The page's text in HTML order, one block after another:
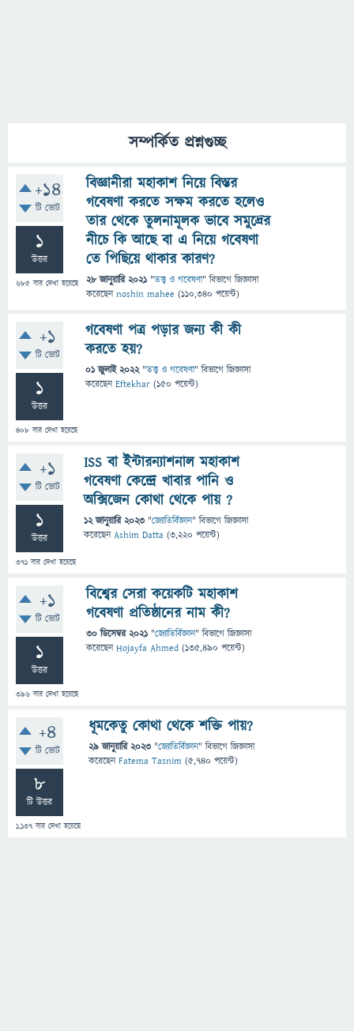
সম্পর্কিত প্রশ্নগুচ্ছ
+14
টি ভোট
1
উত্তর
685 বার দেখা হয়েছে
বিজ্ঞানীরা মহাকাশ নিয়ে বিস্তর
গবেষণা করতে সক্ষম করতে হলেও
তার থেকে তুলনামূলক ভাবে সমুদ্রের
নীচে কি আছে বা এ নিয়ে গবেষণা
তে পিছিয়ে থাকার কারণ?
28 জানুয়ারি 2021 "তত্ত্ব ও গবেষণা" বিভাগে জিজ্ঞাসা
করেছেনnoshin mahee (110,340 পয়েন্ট)
+1
টি ভোট
1
উত্তর
408 বার দেখা হয়েছে
গবেষণা পত্র পড়ার জন্য কী কী
করতে হয়?
01 জুলাই 2022 "তত্ত্ব ও গবেষণা" বিভাগে জিজ্ঞাসা
করেছেনEftekhar (150 পয়েন্ট)
+1
টি ভোট
1
উত্তর
371 বার দেখা হয়েছে
ISS বা ইন্টারন্যাশনাল মহাকাশ
গবেষণা কেন্দ্রে খাবার পানি ও
অক্সিজেন কোথা থেকে পায় ?
12 জানুয়ারি 2023 "জ্যোতির্বিজ্ঞান" বিভাগে জিজ্ঞাসা
করেছেনAshim Datta (3,220 পয়েন্ট)
+1
টি ভোট
1
উত্তর
396 বার দেখা হয়েছে
বিশ্বের সেরা কয়েকটি মহাকাশ
গবেষণা প্রতিষ্ঠানের নাম কী?
30 ডিসেম্বর 2021 "জ্যোতির্বিজ্ঞান" বিভাগে জিজ্ঞাসা
করেছেনHojayfa Ahmed (135,490 পয়েন্ট)
+4
টি ভোট
8
টি উত্তর
1,137 বার দেখা হয়েছে
ধূমকেতু কোথা থেকে শক্তি পায়?
29 জানুয়ারি 2023 "জ্যোতির্বিজ্ঞান" বিভাগে জিজ্ঞাসা
করেছেনFatema Tasnim (5,740 পয়েন্ট)